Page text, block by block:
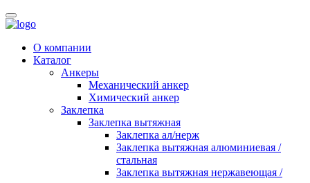
О компании
Каталог
Анкеры
Механический анкер
Химический анкер
Заклепка
Заклепка вытяжная
Заклепка ал/нерж
Заклепка вытяжная алюминиевая /
стальная
Заклепка вытяжная нержавеющая /